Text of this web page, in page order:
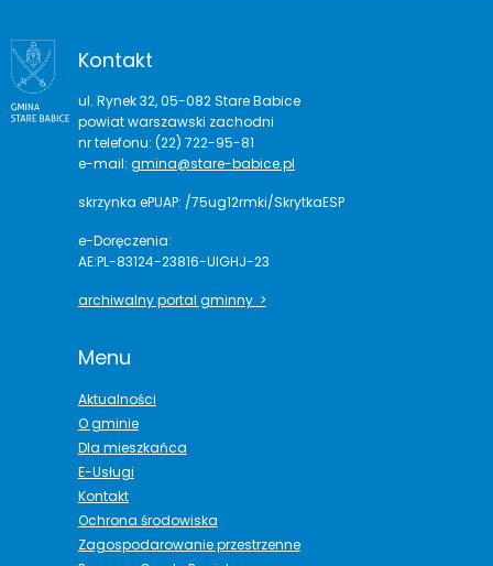
Kontakt
ul. Rynek 32, 05-082 Stare Babice
powiat warszawski zachodni
nr telefonu: (22) 722-95-81
e-mail: gmina@stare-babice.pl
skrzynka ePUAP: /75ug12rmki/SkrytkaESP
e-Doręczenia:
AE:PL-83124-23816-UIGHJ-23
archiwalny portal gminny >
Menu
Aktualności
O gminie
Dla mieszkańca
E-Usługi
Kontakt
Ochrona środowiska
Zagospodarowanie przestrzenne